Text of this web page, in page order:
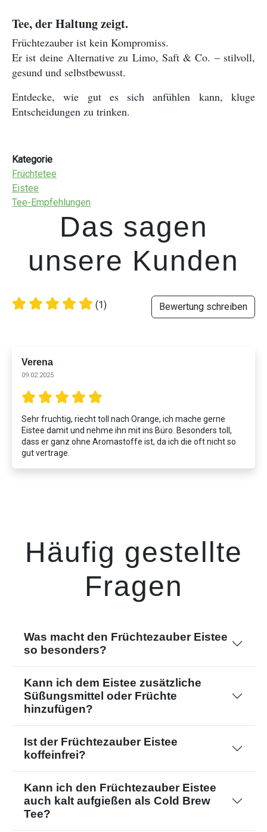
Tee, der Haltung zeigt.
Früchtezauber ist kein Kompromiss.
Er ist deine Alternative zu Limo, Saft & Co. – stilvoll,
gesund und selbstbewusst.
Entdecke, wie gut es sich anfühlen kann, kluge
Entscheidungen zu trinken.
Kategorie
Früchtetee
Eistee
Tee-Empfehlungen
Das sagen
unsere Kunden
(1) Bewertung schreiben
Verena
09.02.2025
Sehr fruchtig, riecht toll nach Orange, ich mache gerne
Eistee damit und nehme ihn mit ins Büro. Besonders toll,
dass er ganz ohne Aromastoffe ist, da ich die oft nicht so
gut vertrage.
Häufig gestellte
Fragen
Was macht den Früchtezauber Eistee
so besonders?
Kann ich dem Eistee zusätzliche
Süßungsmittel oder Früchte
hinzufügen?
Ist der Früchtezauber Eistee
koffeinfrei?
Kann ich den Früchtezauber Eistee
auch kalt aufgießen als Cold Brew
Tee?